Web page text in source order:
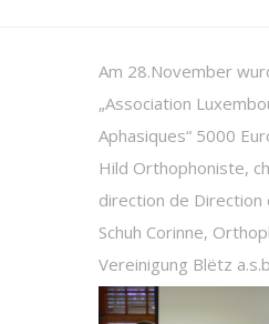
Am 28.November
„Association
Aphasiques“ 5000
Hild Orthophoniste,
direction de Direction
Schuh Corinne,
Vereinigung Blëtz